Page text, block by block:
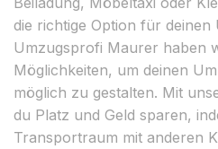
die richtige Option für deinen
Umzugsprofi Maurer haben
Möglichkeiten, um deinen
möglich zu gestalten. Mit
du Platz und Geld sparen,
Transportraum mit anderen